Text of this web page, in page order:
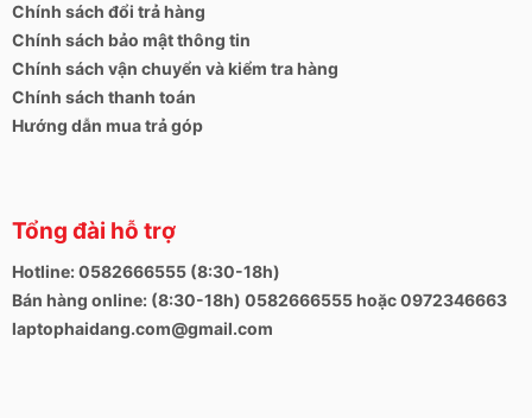
Chính sách đổi trả hàng
Chính sách bảo mật thông tin
Chính sách vận chuyển và kiểm tra hàng
Chính sách thanh toán
Hướng dẫn mua trả góp
Tổng đài hỗ trợ
Hotline: 0582666555 (8:30-18h)
Bán hàng online: (8:30-18h) 0582666555 hoặc 0972346663
laptophaidang.com@gmail.com